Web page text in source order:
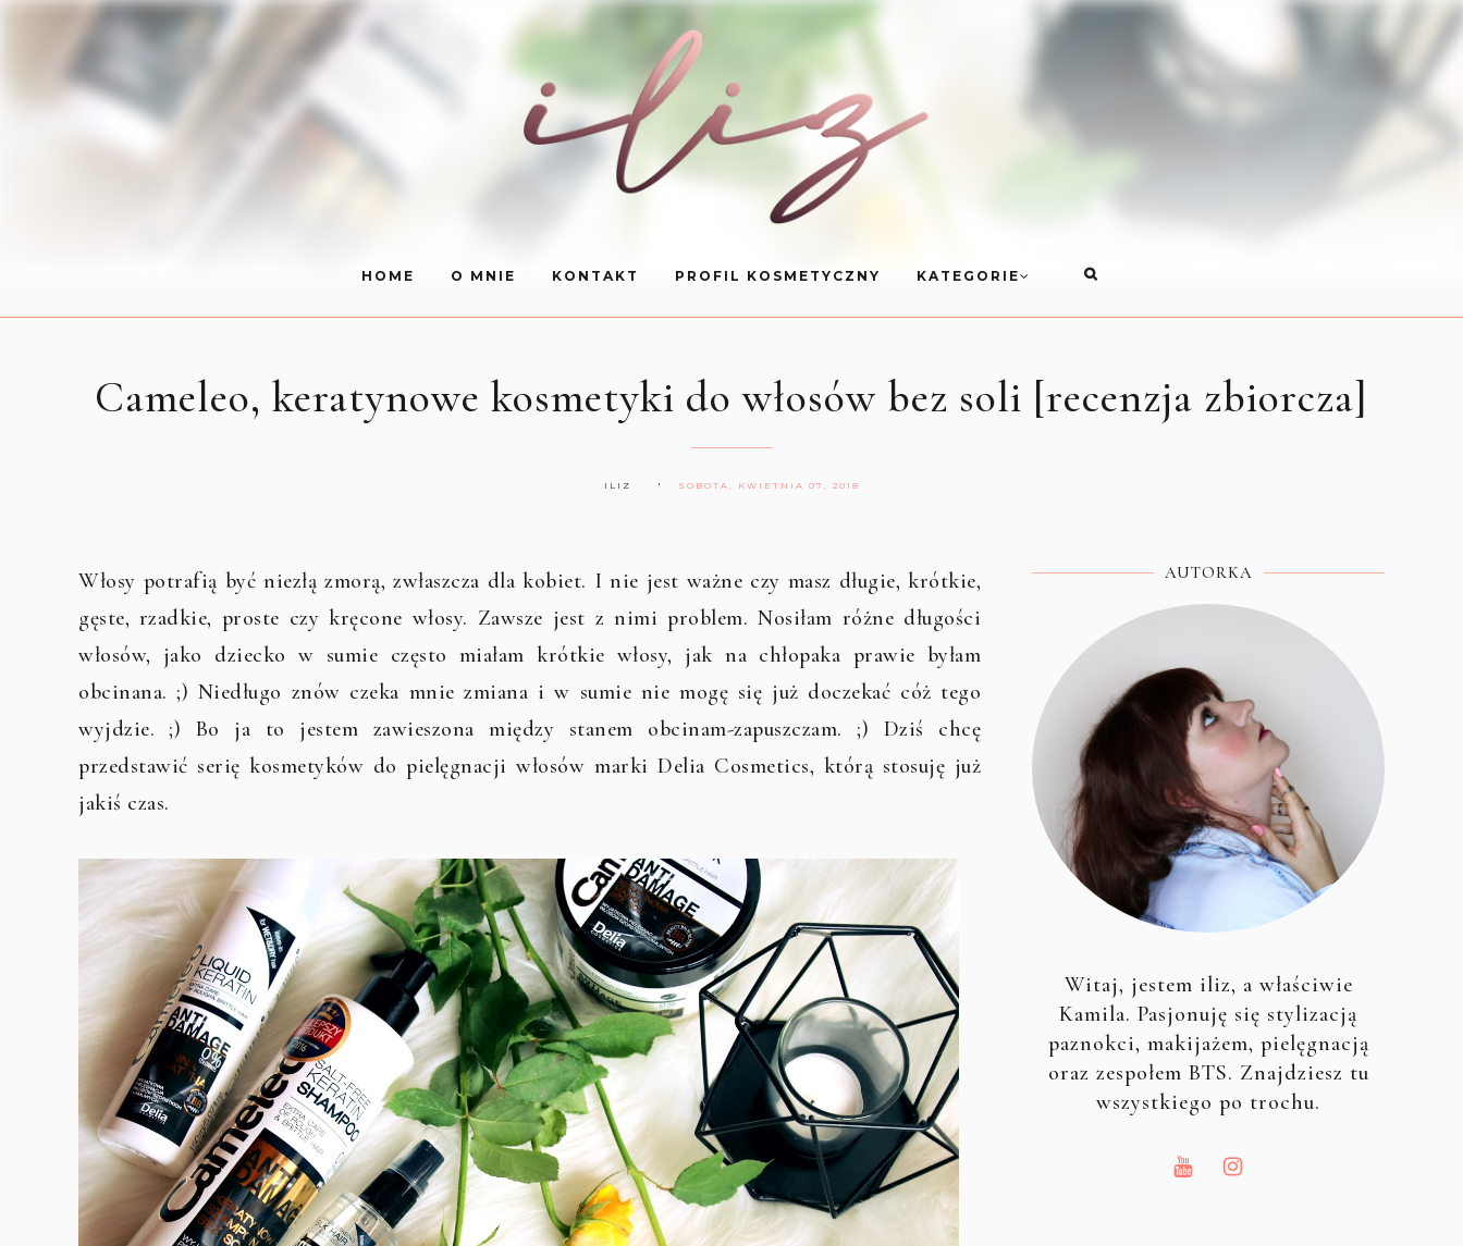
HOME O MNIE KONTAKT PROFIL KOSMETYCZNY KATEGORIE
Cameleo, keratynowe kosmetyki do włosów bez soli [recenzja zbiorcza]
ILIZ SOBOTA, KWIETNIA 07, 2018
Włosy potrafią być niezłą zmorą, zwłaszcza dla kobiet. I nie jest ważne czy masz długie, krótkie,
gęste, rzadkie, proste czy kręcone włosy. Zawsze jest z nimi problem. Nosiłam różne długości
włosów, jako dziecko w sumie często miałam krótkie włosy, jak na chłopaka prawie byłam
obcinana. ;) Niedługo znów czeka mnie zmiana i w sumie nie mogę się już doczekać cóż tego
wyjdzie. ;) Bo ja to jestem zawieszona między stanem obcinam-zapuszczam. ;) Dziś chcę
przedstawić serię kosmetyków do pielęgnacji włosów marki Delia Cosmetics, którą stosuję już
jakiś czas.
AUTORKA
Witaj, jestem iliz, a właściwie
Kamila. Pasjonuję się stylizacją
paznokci, makijażem, pielęgnacją
oraz zespołem BTS. Znajdziesz tu
wszystkiego po trochu.